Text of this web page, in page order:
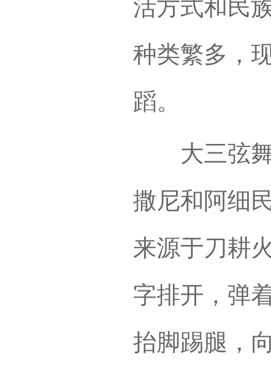
活方式和民
种类繁多，
蹈。
大三弦舞
撒尼和阿细
来源于刀耕
字排开，弹
抬脚踢腿，